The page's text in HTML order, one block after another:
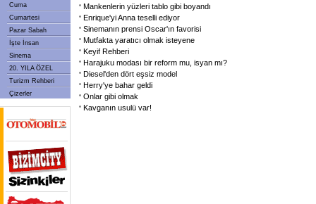
Cuma
Cumartesi
Pazar Sabah
İşte İnsan
Sinema
20. YILA ÖZEL
Turizm Rehberi
Çizerler
Mankenlerin yüzleri tablo gibi boyandı
Enrique'yi Anna teselli ediyor
Sinemanın prensi Oscar'ın favorisi
Mutfakta yaratıcı olmak isteyene
Keyif Rehberi
Harajuku modası bir reform mu, isyan mı?
Diesel'den dört eşsiz model
Herry'ye bahar geldi
Onlar gibi olmak
Kavganın usulü var!